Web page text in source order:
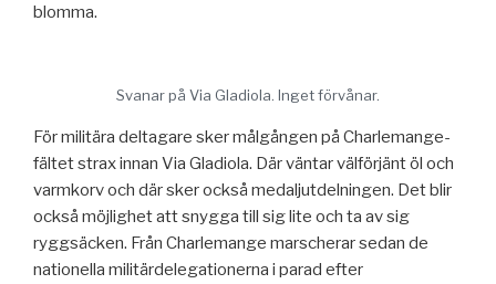
blomma.
Svanar på Via Gladiola. Inget förvånar.
För militära deltagare sker målgången på Charlemange-
fältet strax innan Via Gladiola. Där väntar välförjänt öl och
varmkorv och där sker också medaljutdelningen. Det blir
också möjlighet att snygga till sig lite och ta av sig
ryggsäcken. Från Charlemange marscherar sedan de
nationella militärdelegationerna i parad efter